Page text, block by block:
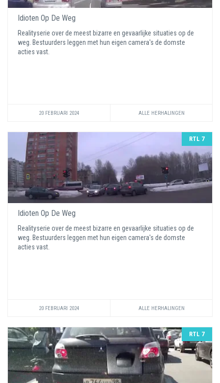
Idioten Op De Weg
Realityserie over de meest bizarre en gevaarlijke situaties op de
weg. Bestuurders leggen met hun eigen camera's de domste
acties vast.
20 FEBRUARI 2024 ALLE HERHALINGEN
RTL 7
Idioten Op De Weg
Realityserie over de meest bizarre en gevaarlijke situaties op de
weg. Bestuurders leggen met hun eigen camera's de domste
acties vast.
20 FEBRUARI 2024 ALLE HERHALINGEN
RTL 7